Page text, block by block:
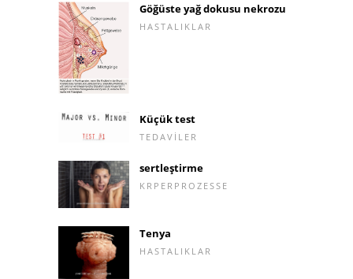
Göğüste yağ dokusu nekrozu
HASTALIKLAR
Küçük test
TEDAVILER
sertleştirme
KRPERPROZESSE
Tenya
HASTALIKLAR